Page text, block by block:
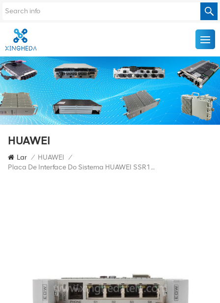
HUAWEI
Lar / HUAWEI /
Placa De Interface Do Sistema HUAWEI SSR1EOW 03021SHX OSN1500B